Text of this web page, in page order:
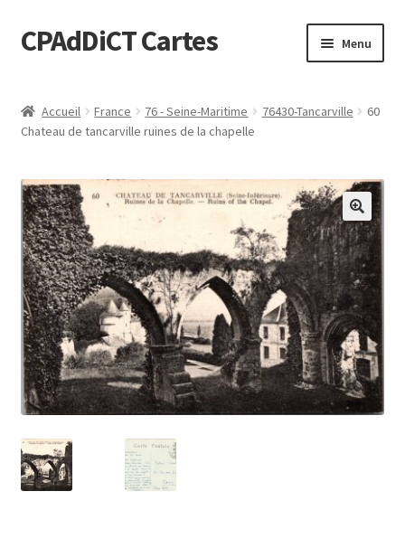
Aller
à
navigation
Aller
au
CPAdDiCT Cartes Menu
Panier
Accueil France 76 - Seine-Maritime 76430-Tancarville
60
Chateau de tancarville ruines de la chapelle